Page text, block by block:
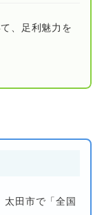
、足利魅力を
田市で「全国